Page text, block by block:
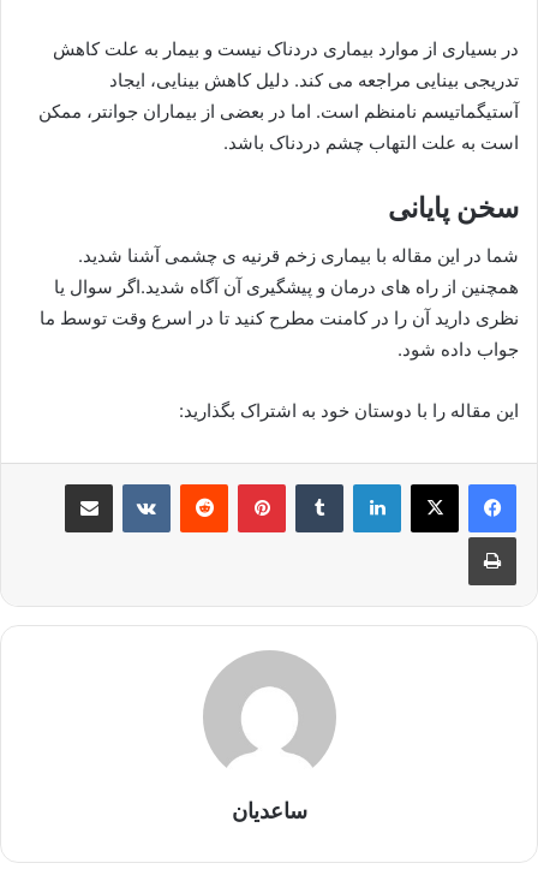
در بسیاری از موارد بیماری دردناک نیست و بیمار به علت کاهش
تدریجی بینایی مراجعه می کند. دلیل کاهش بینایی، ایجاد
آستیگماتیسم نامنظم است. اما در بعضی از بیماران جوانتر، ممکن
است به علت التهاب چشم دردناک باشد.
سخن پایانی
شما در این مقاله با بیماری زخم قرنیه ی چشمی آشنا شدید.
همچنین از راه های درمان و پیشگیری آن آگاه شدید.اگر سوال یا
نظری دارید آن را در کامنت مطرح کنید تا در اسرع وقت توسط ما
جواب داده شود.
این مقاله را با دوستان خود به اشتراک بگذارید:
لینکدین ‫تامبلر ‫پین‌ترست‫رددیت ‫VKontakteاشتراک گذاری از طریق ایمیل
چاپ
ساعدیان